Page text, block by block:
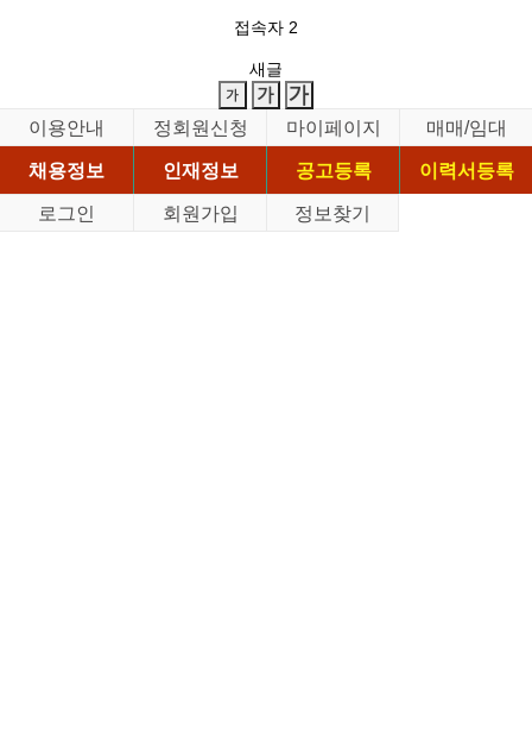
접속자 2
새글
이용안내 정회원신청 마이페이지
매매/임대
채용정보
인재정보 공고등록
이력서등록
로그인
회원가입 정보찾기